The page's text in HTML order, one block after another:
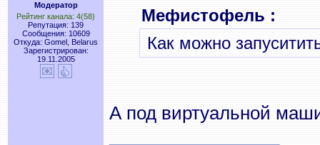
Модератор
Рейтинг канала: 4(58)
Репутация: 139
Сообщения: 10609
Откуда: Gomel, Belarus
Зарегистрирован:
19.11.2005
Мефистофель :
Как можно
А под виртуальной